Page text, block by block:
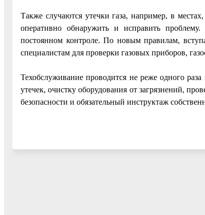
Также случаются утечки газа, например, в
оперативно обнаружить и исправить
постоянном контроле. По новым правилам,
специалистам для проверки газовых приборов,
Техобслуживание проводится не реже одного
утечек, очистку оборудования от загрязнений,
безопасности и обязательный инструктаж